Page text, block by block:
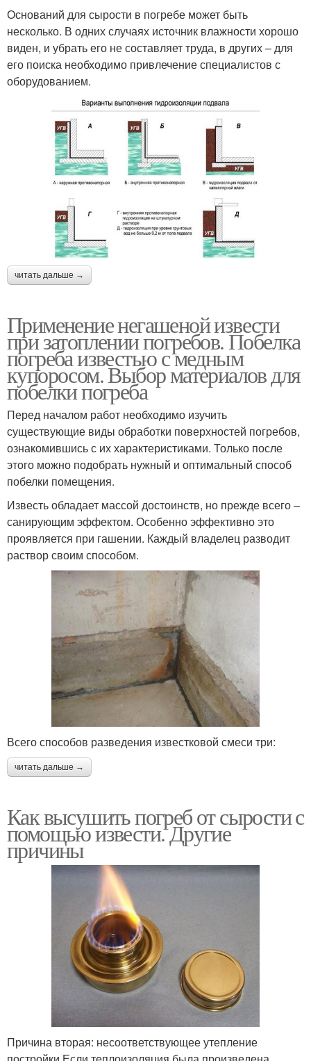
Оснований для сырости в погребе может быть
несколько. В одних случаях источник влажности хорошо
виден, и убрать его не составляет труда, в других – для
его поиска необходимо привлечение специалистов с
оборудованием.
читать дальше →
Применение негашеной извести
при затоплении погребов. Побелка
погреба известью с медным
купоросом. Выбор материалов для
побелки погреба
Перед началом работ необходимо изучить
существующие виды обработки поверхностей погребов,
ознакомившись с их характеристиками. Только после
этого можно подобрать нужный и оптимальный способ
побелки помещения.
Известь обладает массой достоинств, но прежде всего –
санирующим эффектом. Особенно эффективно это
проявляется при гашении. Каждый владелец разводит
раствор своим способом.
Всего способов разведения известковой смеси три:
читать дальше →
Как высушить погреб от сырости с
помощью извести. Другие
причины
Причина вторая: несоответствующее утепление